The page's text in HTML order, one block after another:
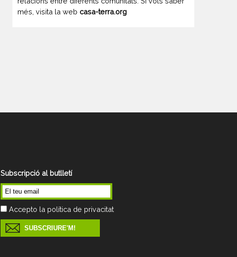
més, visita la web casa-terra.org
Subscripció al butlletí
Accepto la política de privacitat